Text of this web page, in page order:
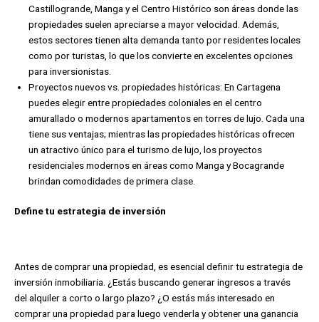
Castillogrande, Manga y el Centro Histórico son áreas donde las
propiedades suelen apreciarse a mayor velocidad. Además,
estos sectores tienen alta demanda tanto por residentes locales
como por turistas, lo que los convierte en excelentes opciones
para inversionistas.
Proyectos nuevos vs. propiedades históricas: En Cartagena
puedes elegir entre propiedades coloniales en el centro
amurallado o modernos apartamentos en torres de lujo. Cada una
tiene sus ventajas; mientras las propiedades históricas ofrecen
un atractivo único para el turismo de lujo, los proyectos
residenciales modernos en áreas como Manga y Bocagrande
brindan comodidades de primera clase.
Define tu estrategia de inversión
Antes de comprar una propiedad, es esencial definir tu estrategia de
inversión inmobiliaria. ¿Estás buscando generar ingresos a través
del alquiler a corto o largo plazo? ¿O estás más interesado en
comprar una propiedad para luego venderla y obtener una ganancia